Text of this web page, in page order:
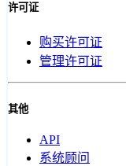
许可证
购买许可证
管理许可证
其他
API
系统顾问